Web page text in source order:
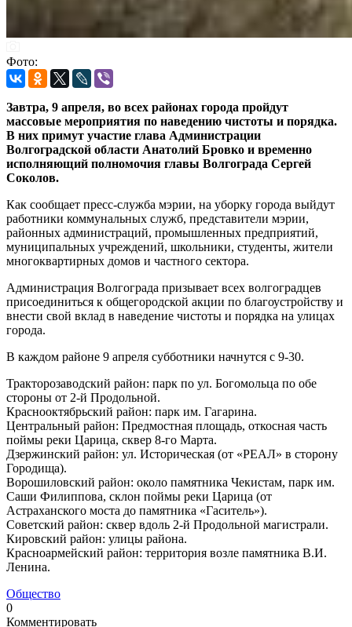
Фото:
Завтра, 9 апреля, во всех районах города пройдут
массовые мероприятия по наведению чистоты и порядка.
В них примут участие глава Администрации
Волгоградской области Анатолий Бровко и временно
исполняющий полномочия главы Волгограда Сергей
Соколов.
Как сообщает пресс-служба мэрии, на уборку города выйдут
работники коммунальных служб, представители мэрии,
районных администраций, промышленных предприятий,
муниципальных учреждений, школьники, студенты, жители
многоквартирных домов и частного сектора.
Администрация Волгограда призывает всех волгоградцев
присоединиться к общегородской акции по благоустройству и
внести свой вклад в наведение чистоты и порядка на улицах
города.
В каждом районе 9 апреля субботники начнутся с 9-30.
Тракторозаводский район: парк по ул. Богомольца по обе
стороны от 2-й Продольной.
Краснооктябрьский район: парк им. Гагарина.
Центральный район: Предмостная площадь, откосная часть
поймы реки Царица, сквер 8-го Марта.
Дзержинский район: ул. Историческая (от «РЕАЛ» в сторону
Городища).
Ворошиловский район: около памятника Чекистам, парк им.
Саши Филиппова, склон поймы реки Царица (от
Астраханского моста до памятника «Гаситель»).
Советский район: сквер вдоль 2-й Продольной магистрали.
Кировский район: улицы района.
Красноармейский район: территория возле памятника В.И.
Ленина.
Общество
0
Комментировать